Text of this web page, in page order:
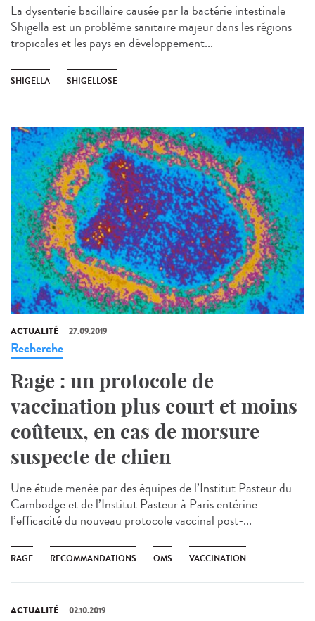
La dysenterie bacillaire causée par la bactérie intestinale
Shigella est un problème sanitaire majeur dans les régions
tropicales et les pays en développement...
SHIGELLA SHIGELLOSE
ACTUALITÉ 27.09.2019
Recherche
Rage : un protocole de
vaccination plus court et moins
coûteux, en cas de morsure
suspecte de chien
Une étude menée par des équipes de l’Institut Pasteur du
Cambodge et de l’Institut Pasteur à Paris entérine
l’efficacité du nouveau protocole vaccinal post-...
RAGE RECOMMANDATIONS OMS VACCINATION
ACTUALITÉ 02.10.2019